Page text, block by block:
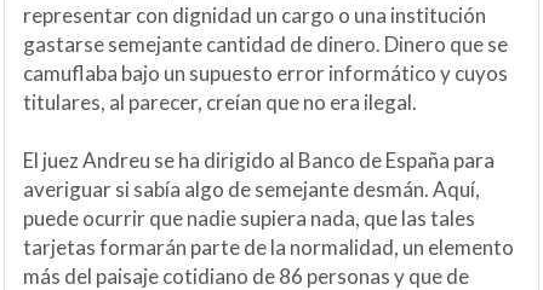
representar con dignidad un cargo o una institución
gastarse semejante cantidad de dinero. Dinero que se
camuflaba bajo un supuesto error informático y cuyos
titulares, al parecer, creían que no era ilegal.
El juez Andreu se ha dirigido al Banco de España para
averiguar si sabía algo de semejante desmán. Aquí,
puede ocurrir que nadie supiera nada, que las tales
tarjetas formarán parte de la normalidad, un elemento
más del paisaje cotidiano de 86 personas y que de